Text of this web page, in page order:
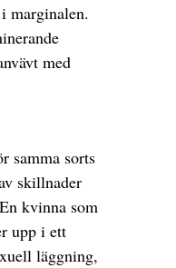
marginalen.
med
samma sorts
skillnader
kvinna som
upp i ett
läggning,